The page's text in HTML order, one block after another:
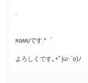
.
яамuです.*゜
よろしくです｡+ﾟ|ω･`o)ﾉ